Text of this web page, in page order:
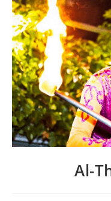
Al-